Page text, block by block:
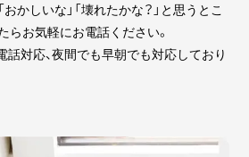
かしいな」「壊れたかな？」と思うとこ
らお気軽にお電話ください。
話対応、夜間でも早朝でも対応しており